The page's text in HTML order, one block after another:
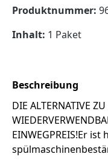
Produktnummer:
Inhalt: 1 Paket
Beschreibung
DIE ALTERNATIVE
EINWEGPREIS!Er